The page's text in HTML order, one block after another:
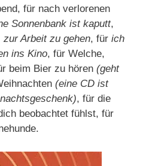
für nach verlorenen
Sonnenbank ist kaputt,
Arbeit zu gehen, für ich
ins Kino, für Welche,
beim Bier zu hören (geht
(eine CD ist
, für die
beobachtet fühlst, für